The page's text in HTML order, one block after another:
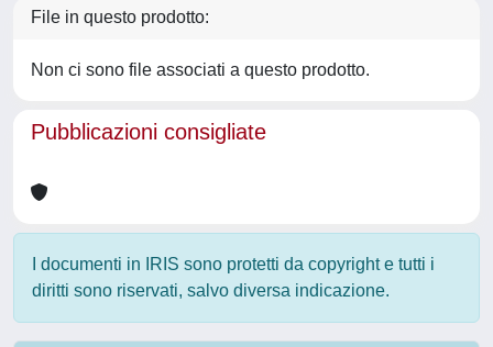
File in questo prodotto:
Non ci sono file associati a questo prodotto.
Pubblicazioni consigliate
I documenti in IRIS sono protetti da copyright e tutti i
diritti sono riservati, salvo diversa indicazione.